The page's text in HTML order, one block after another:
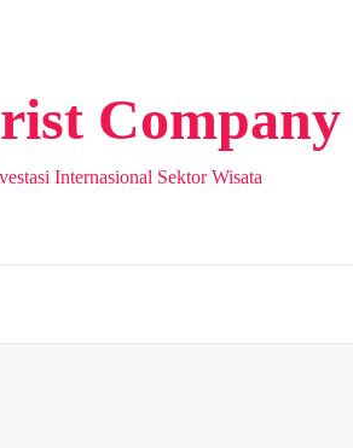
Company
Internasional Sektor Wisata